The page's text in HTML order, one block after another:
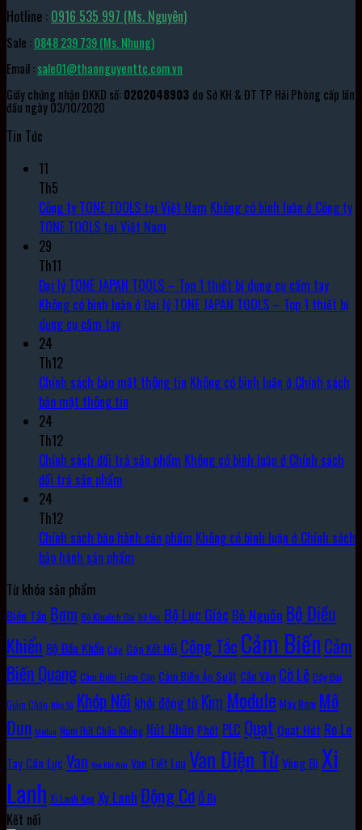
Hotline : 0916 535 997 (Ms. Nguyên)
Sale :0848 239 739 (Ms. Nhung)
Email :sale01@thaonguyenttc.com.vn
Giấy chứng nhận ĐKKD số:0202048903 do Sở KH & ĐT TP Hải Phòng cấp lần
đầu ngày 03/10/2020
Tin Tức
11
Th5
Công ty TONE TOOLS tại Việt Nam Không có bình luận ở Công ty
TONE TOOLS tại Việt Nam
29
Th11
Đại lý TONE JAPAN TOOLS – Top 1 thiết bị dụng cụ cầm tay
Không có bình luận ở Đại lý TONE JAPAN TOOLS – Top 1 thiết bị
dụng cụ cầm tay
24
Th12
Chính sách bảo mật thông tin Không có bình luận ở Chính sách
bảo mật thông tin
24
Th12
Chính sách đổi trả sản phẩm Không có bình luận ở Chính sách
đổi trả sản phẩm
24
Th12
Chính sách bảo hành sản phẩm Không có bình luận ở Chính sách
bảo hành sản phẩm
Từ khóa sản phẩm
Biến Tần Bơm Bộ Khuếch Đại bộ lọc Bộ Lục Giác Bộ Nguồn Bộ Điều
Khiển Bộ Đầu Khẩu Cáp Cáp Kết Nối Công TắcCảm BiếnCảm
Biến Quang Cảm Biến Tiệm Cận Cảm Biến Áp Suất Cần Vặn Cờ Lê Dây Đai
Giảm Chấn Hộp Số Khớp Nối khởi động từ Kìm Module Máy Bơm Mô
Đun Môđun Núm Hút Chân Không Nút Nhấn Phốt PLC Quạt Quạt Hút Rơ Le
Tay Cân Lực Van Van Khí Nén Van Tiết Lưu Van Điện TừVòng Bi Xi
Lanh Xi Lanh Kẹp Xy LanhĐộng CơỔ Bi
Kết nối